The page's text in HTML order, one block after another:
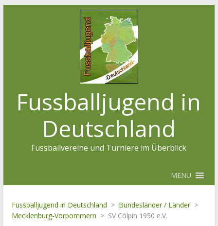
Fussballjugend in
Deutschland
Fussballvereine und Turniere im Überblick
MENU
Fussballjugend in Deutschland > Bundesländer / Länder >
Mecklenburg-Vorpommern > SV Cölpin 1950 e.V.